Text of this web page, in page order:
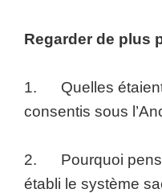
Regarder de plus
1. Quelles étaient
consentis sous
2. Pourquoi
établi le système